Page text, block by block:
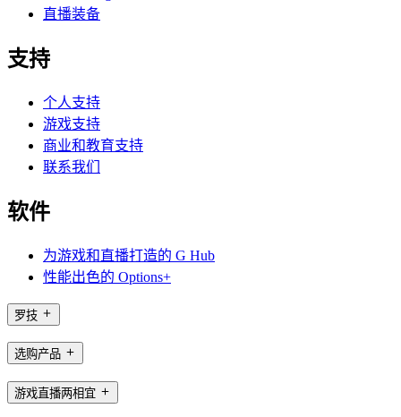
直播装备
支持
个人支持
游戏支持
商业和教育支持
联系我们
软件
为游戏和直播打造的 G Hub
性能出色的 Options+
罗技
选购产品
游戏直播两相宜